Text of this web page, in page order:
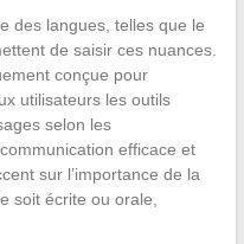
des langues, telles que le
de saisir ces nuances.
conçue pour
utilisateurs les outils
selon les
efficace et
sur l’importance de la
soit écrite ou orale,